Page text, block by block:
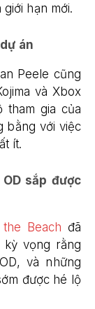
hạn mới.
án
Peele cũng
và Xbox
tham gia của
bằng với việc
ít.
sắp được
Beach đã
kỳ vọng rằng
và những
được hé lộ